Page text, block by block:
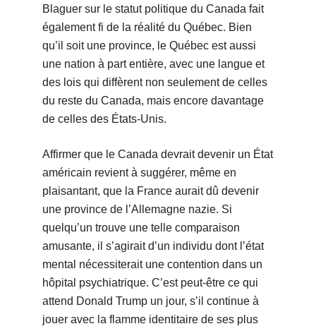
Blaguer sur le statut politique du Canada fait
également fi de la réalité du Québec. Bien
qu’il soit une province, le Québec est aussi
une nation à part entière, avec une langue et
des lois qui diffèrent non seulement de celles
du reste du Canada, mais encore davantage
de celles des États-Unis.
Affirmer que le Canada devrait devenir un État
américain revient à suggérer, même en
plaisantant, que la France aurait dû devenir
une province de l’Allemagne nazie. Si
quelqu’un trouve une telle comparaison
amusante, il s’agirait d’un individu dont l’état
mental nécessiterait une contention dans un
hôpital psychiatrique. C’est peut-être ce qui
attend Donald Trump un jour, s’il continue à
jouer avec la flamme identitaire de ses plus